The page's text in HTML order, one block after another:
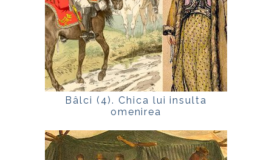
Bâlci (4). Chica lui insulta
omenirea